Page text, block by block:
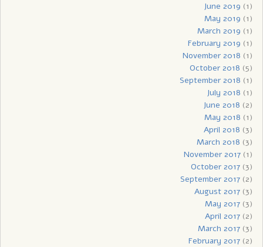
June 2019 (1)
May 2019 (1)
March 2019 (1)
February 2019 (1)
November 2018 (1)
October 2018 (5)
September 2018 (1)
July 2018 (1)
June 2018 (2)
May 2018 (1)
April 2018 (3)
March 2018 (3)
November 2017(1)
October 2017(3)
September 2017(2)
August 2017(3)
May 2017(3)
April 2017(2)
March 2017(3)
February 2017(2)